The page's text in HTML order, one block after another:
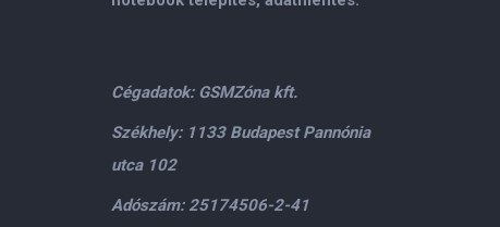
Cégadatok: GSMZóna kft.
Székhely: 1133 Budapest Pannónia
utca 102
Adószám: 25174506-2-41